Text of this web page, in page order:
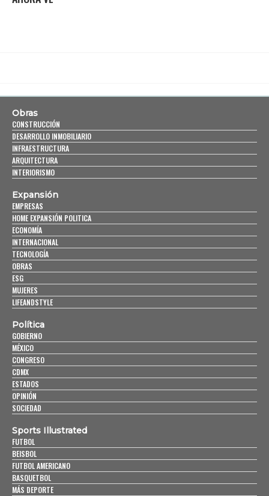
Obras
CONSTRUCCIÓN
DESARROLLO INMOBILIARIO
INFRAESTRUCTURA
ARQUITECTURA
INTERIORISMO
Expansión
EMPRESAS
HOME EXPANSIÓN POLITICA
ECONOMÍA
INTERNACIONAL
TECNOLOGÍA
OBRAS
ESG
MUJERES
LIFEANDSTYLE
Política
GOBIERNO
MÉXICO
CONGRESO
CDMX
ESTADOS
OPINIÓN
SOCIEDAD
Sports Illustrated
FUTBOL
BEISBOL
FUTBOL AMERICANO
BASQUETBOL
MÁS DEPORTE